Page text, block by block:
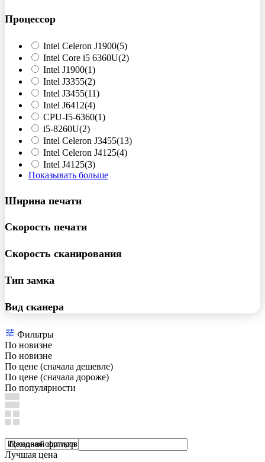
Процессор
Intel Celeron J1900(5)
Intel Core i5 6360U(2)
Intel J1900(1)
Intel J3355(2)
Intel J3455(11)
Intel J6412(4)
CPU-I5-6360(1)
i5-8260U(2)
Intel Celeron J3455(13)
Intel Celeron J4125(4)
Intel J4125(3)
Показывать больше
Ширина печати
Скорость печати
Скорость сканирования
Тип замка
Вид сканера
Фильтры
По новизне
По новизне
По цене (сначала дешевле)
По цене (сначала дороже)
По популярности
Ценовой фильтр
Лучшая цена